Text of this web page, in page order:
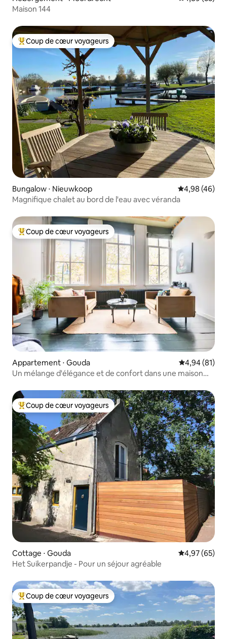
Maison 144
Coups de cœur voyageurs les plus appréciés
Coup de cœur voyageurs
Bungalow ⋅ Nieuwkoop Évaluation
4,98 (46)
Magnifique chalet au bord de l'eau avec véranda
Coups de cœur voyageurs les plus appréciés
Coup de cœur voyageurs
Appartement ⋅ Gouda Évaluation
4,94 (81)
Un mélange d'élégance et de confort dans une maison
Coups de cœur voyageurs les plus appréciés
Coup de cœur voyageurs
Cottage ⋅ Gouda Évaluation
4,97 (65)
Het Suikerpandje - Pour un séjour agréable
Coups de cœur voyageurs les plus appréciés
Coup de cœur voyageurs